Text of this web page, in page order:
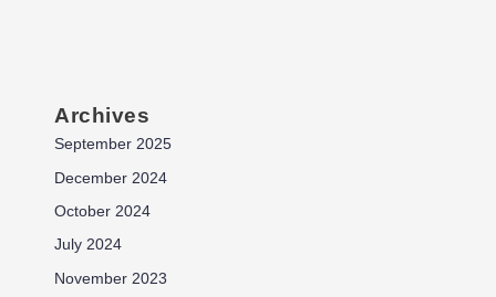
Archives
September 2025
December 2024
October 2024
July 2024
November 2023